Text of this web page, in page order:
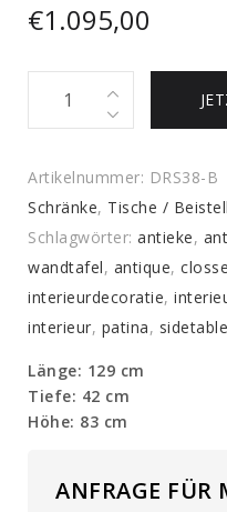
€1.095,00
Wandtisch
Artikelnummer: DRS38-B
Schränke, Tische /
Schlagwörter: antieke,
wandtafel, antique,
interieurdecoratie,
interieur, patina, sidetable
Länge: 129 cm
Tiefe: 42 cm
Höhe: 83 cm
ANFRAGE FÜR